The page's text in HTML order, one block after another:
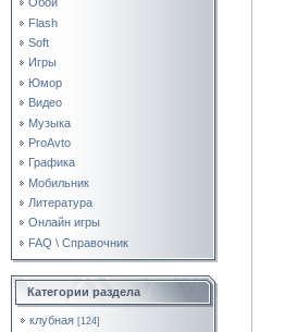
Flash
Soft
Игры
Юмор
Видео
Музыка
ProAvto
Графика
Мобильник
Литература
Онлайн игры
FAQ \ Справочник
Категории раздела
клубная [124]